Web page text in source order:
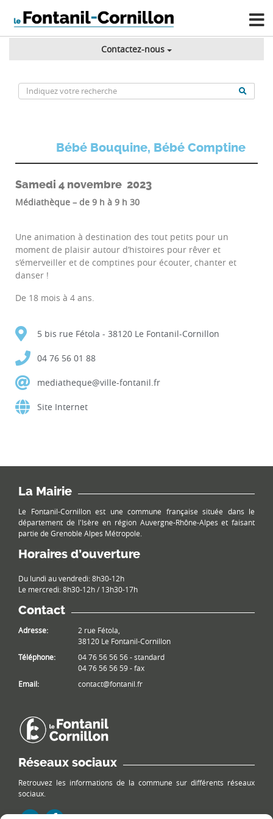
Contactez-nous
Bébé Bouquine, Bébé Comptine
Samedi 4 novembre 2023
Médiathèque – de 9 h à 9 h 30
Une animation à destination des tout petits pour un
moment de plaisir autour d’histoires pour rêver et
s’émerveiller et de comptines pour écouter, chanter et
danser !
De 18 mois à 4 ans.
5 bis rue Fétola - 38120 Le Fontanil-Cornillon
04 76 56 01 88
mediatheque@ville-fontanil.fr
Site Internet
La Mairie
Le Fontanil-Cornillon est une commune française située dans le
département de l'Isère en région Auvergne-Rhône-Alpes et faisant
partie de Grenoble Alpes Métropole.
Horaires d’ouverture
Du lundi au vendredi: 8h30-12h
Le mercredi: 8h30-12h / 13h30-17h
Contact
Adresse:
2 rue Fétola,
38120 Le Fontanil-Cornillon
Téléphone:
04 76 56 56 56 - standard
04 76 56 56 59 - fax
Email:
contact@fontanil.fr
Réseaux sociaux
Retrouvez les informations de la commune sur différents réseaux
sociaux.